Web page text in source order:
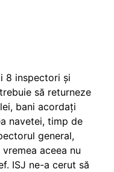
8 inspectori și
să returneze
bani acordați
navetei, timp de
general,
aceea nu
ISJ ne-a cerut să